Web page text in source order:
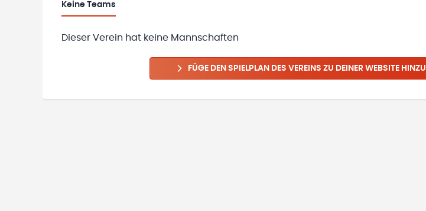
Keine Teams
Dieser Verein hat keine Mannschaften
FÜGE DEN SPIELPLAN DES VEREINS ZU DEINER WEBSITE HINZU